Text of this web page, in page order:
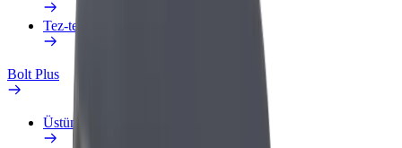
Tez-tez verilən suallar
Bolt Plus
Üstünlüklər